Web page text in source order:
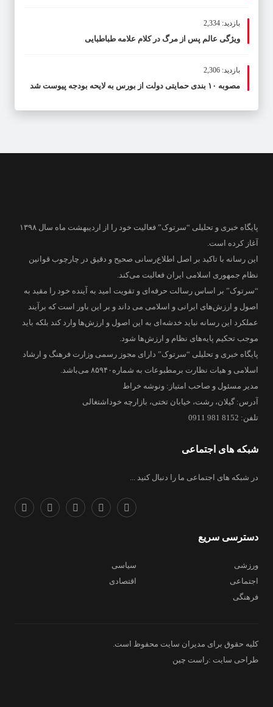
بازدید: 2,334
ویژگی عالم پس از مرگ در کلام علامه طباطبایی
بازدید: 2,306
مصوبه ۱۰ بندی حمایتی دولت از بورس به لایحه بودجه پیوست شد
پایگاه خبری و تحلیلی “سرتوک” فعالیت خود را از اردیبهشت ماه سال ۱۳۹۸
آغاز کرده است.
این رسانه با تاکید بر اصل اطلاع‌رسانی صحیح و دقیق در چارچوب قوانین
نظام جمهوری اسلامی ایران فعالیت می‌کند.
“سرتوک” بر اساس رسالت حرفه‌ای و تقویت امید به آینده خود را مقید به
اصول و ارزش‌های ایرانی و اسلامی می داند و بر این باور است که برآیند
عملکرد این رسانه نباید خدشه‌ای به این اصول و ارزش‌ها وارد کند بلکه باید
موجب تحکیم پایه‌های نظام و ارزش‌ها شود.
پایگاه خبری و تحلیلی “سرتوک” دارای مجوز رسمی وزارت فرهنگ و ارشاد
اسلامی و هیات نظارت برمطبوعات به شماره۸۵۹۴۰ می‌باشد.
مدیر مسئول و صاحب امتیاز: ونوشه خراط
آدرس: گیلان، رشت، خیابان تختی، بازارچه خوداشتغالی
تلفن: 8152 981 0911
شبکه های اجتماعی
در شبکه های اجتماعی ما را دنبال کنید ...
دسترسی سریع
ورزشی
سیاسی
اجتماعی
اقتصادی
فرهنگی
کلیه حقوق برای مدیران سایت محفوظ است.
طراحی سایت :راست چین